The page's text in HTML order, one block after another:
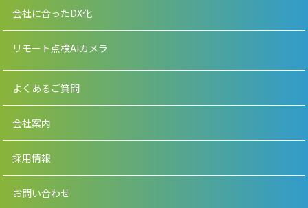
会社に合ったDX化
リモート点検AIカメラ
よくあるご質問
会社案内
採用情報
お問い合わせ